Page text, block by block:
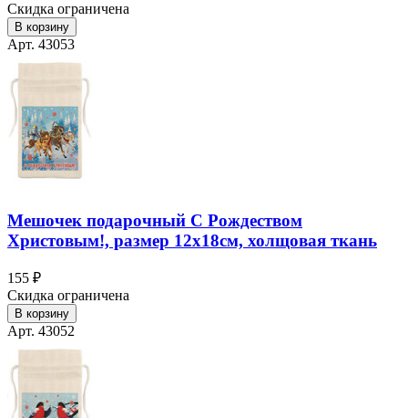
Скидка ограничена
В корзину
Арт. 43053
Мешочек подарочный С Рождеством
Христовым!, размер 12х18см, холщовая ткань
155 ₽
Скидка ограничена
В корзину
Арт. 43052